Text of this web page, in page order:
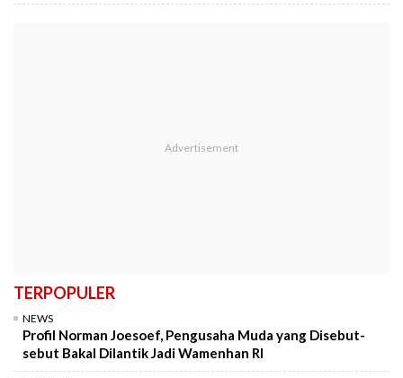
TERPOPULER
NEWS
Profil Norman Joesoef, Pengusaha Muda yang Disebut-
sebut Bakal Dilantik Jadi Wamenhan RI